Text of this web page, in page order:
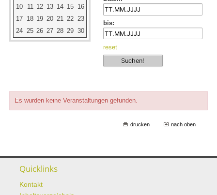
10
11 12 13 14 15 16
17 18 19 20 21 22 23
24 25 26 27 28 29 30
bis:
reset
Es wurden keine Veranstaltungen gefunden.
drucken nach oben
Quicklinks
Kontakt